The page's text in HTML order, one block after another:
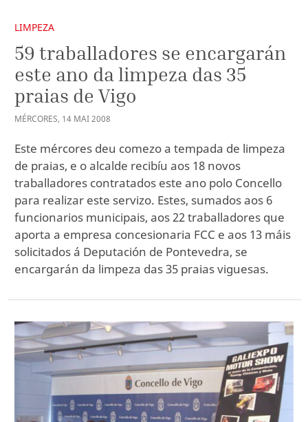
LIMPEZA
59 traballadores se encargarán
este ano da limpeza das 35
praias de Vigo
MÉRCORES, 14 MAI2008
Este mércores deu comezo a tempada de limpeza
de praias, e o alcalde recibíu aos 18 novos
traballadores contratados este ano polo Concello
para realizar este servizo. Estes, sumados aos 6
funcionarios municipais, aos 22 traballadores que
aporta a empresa concesionaria FCC e aos 13 máis
solicitados á Deputación de Pontevedra, se
encargarán da limpeza das 35 praias viguesas.